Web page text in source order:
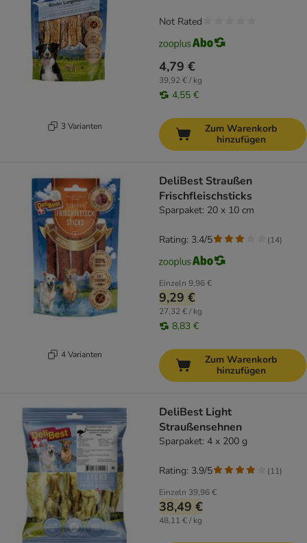
3 Varianten
4,79 €
39,92 € / kg
4,55 €
Not Rated
Zum Warenkorb
hinzufügen
4 Varianten
DeliBest Straußen
Frischfleischsticks
Sparpaket: 20 x 10 cm
Einzeln 9,96 €
9,29 €
27,32 € / kg
8,83 €
Rating: 3.4/5 (14)
Zum Warenkorb
hinzufügen
DeliBest Light
Straußensehnen
Sparpaket: 4 x 200 g
Einzeln 39,96 €
38,49 €
48,11 € / kg
Rating: 3.9/5 (11)